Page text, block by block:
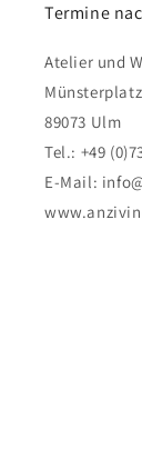
Termine
Atelier und
89073 Ulm
Tel.: +49
E-Mail: